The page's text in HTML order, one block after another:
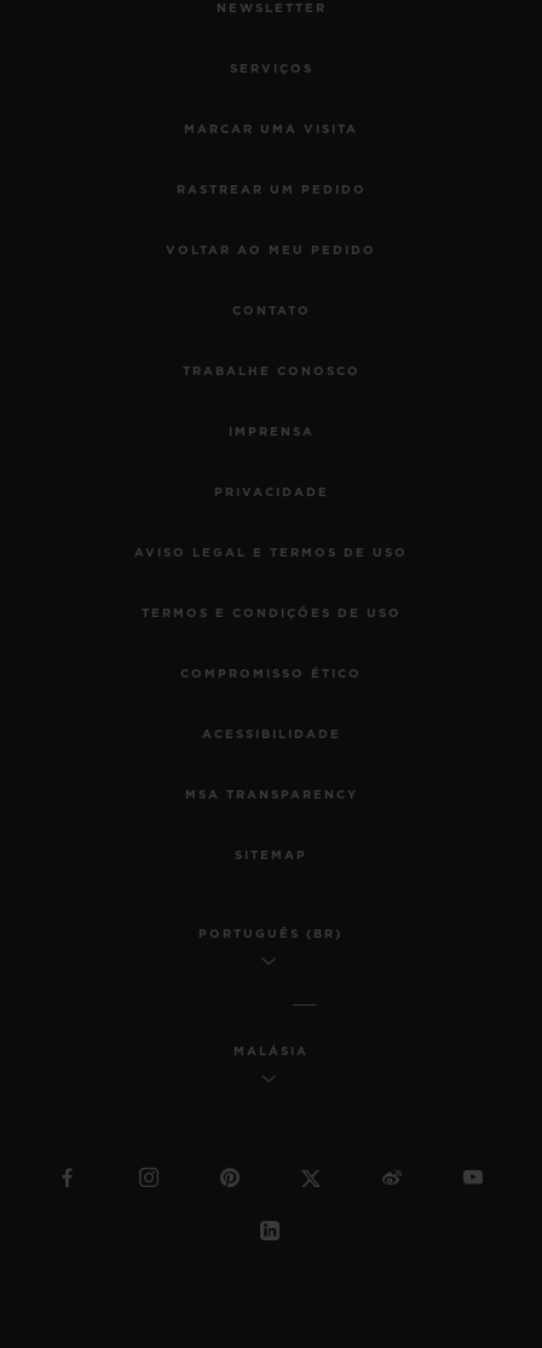
NEWSLETTER
SERVIÇOS
MARCAR UMA VISITA
RASTREAR UM PEDIDO
VOLTAR AO MEU PEDIDO
CONTATO
TRABALHE CONOSCO
IMPRENSA
PRIVACIDADE
AVISO LEGAL E TERMOS DE USO
TERMOS E CONDIÇÕES DE USO
COMPROMISSO ÉTICO
ACESSIBILIDADE
MSA TRANSPARENCY
SITEMAP
PORTUGUÊS (BR)
MALÁSIA